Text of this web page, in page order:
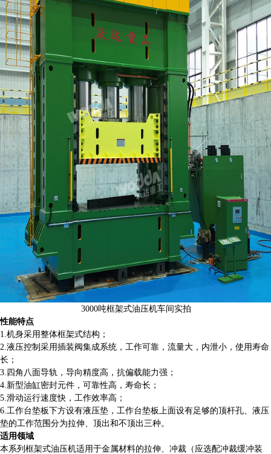
3000吨框架式油压机车间实拍
性能特点
1.机身采用整体框架式结构；
2.液压控制采用插装阀集成系统，工作可靠，流量大，内泄小，使用寿命
长；
3.四角八面导轨，导向精度高，抗偏载能力强；
4.新型油缸密封元件，可靠性高，寿命长；
5.滑动运行速度快，工作效率高；
6.工作台垫板下方设有液压垫，工作台垫板上面设有足够的顶杆孔、液压
垫的工作范围分为拉伸、顶出和不顶出三种。
适用领域
本系列框架式油压机适用于金属材料的拉伸、冲裁（应选配冲裁缓冲装